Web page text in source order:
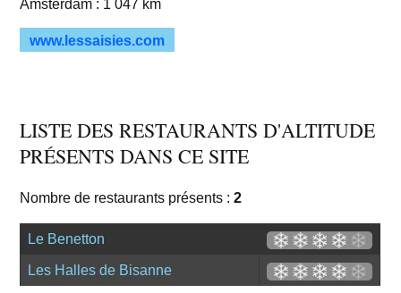
Amsterdam : 1 047 km
www.lessaisies.com
LISTE DES RESTAURANTS D'ALTITUDE
PRÉSENTS DANS CE SITE
Nombre de restaurants présents :2
Le Benetton
Les Halles de Bisanne